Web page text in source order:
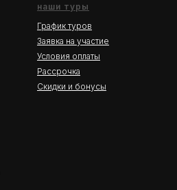
наши туры
График туров
Заявка на участие
Условия оплаты
Рассрочка
Скидки и бонусы